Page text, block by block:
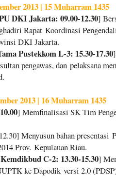
2013 | 15 Muharram 1435
DKI Jakarta: 09.00-12.30]
Rapat Koordinasi
DKI Jakarta.
Pustekkom L-3: 15.30-17.30
pengawas, dan pelaksana
2013 | 16 Muharram 1435
] Memfinalisasi SK Tim
Menyusun bahan presentasi
Prov. Kepulauan Riau.
C-2: 13.30-15.30]
ke Dapodik versi 2.0